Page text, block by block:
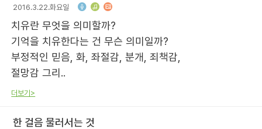
2016.3.22.화요일
치유란 무엇을 의미할까?
기억을 치유한다는 건 무슨 의미일까?
부정적인 믿음, 화, 좌절감, 분개, 죄책감,
절망감 그리..
더보기>
한 걸음 물러서는 것